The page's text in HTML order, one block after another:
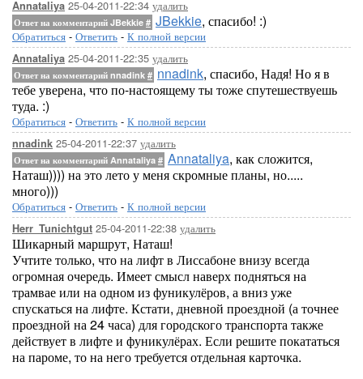
Annataliya 25-04-2011-22:34 удалить
Ответ на комментарий JBekkie # JBekkie, спасибо! :)
Обратиться - Ответить - К полной версии
Annataliya 25-04-2011-22:35 удалить
Ответ на комментарий nnadink # nnadink, спасибо, Надя! Но я в
тебе уверена, что по-настоящему ты тоже спутешествуешь
туда. :)
Обратиться - Ответить - К полной версии
nnadink 25-04-2011-22:37 удалить
Ответ на комментарий Annataliya # Annataliya, как сложится,
Наташ)))) на это лето у меня скромные планы, но.....
много)))
Обратиться - Ответить - К полной версии
Herr_Tunichtgut 25-04-2011-22:38 удалить
Шикарный маршрут, Наташ!
Учтите только, что на лифт в Лиссабоне внизу всегда
огромная очередь. Имеет смысл наверх подняться на
трамвае или на одном из фуникулёров, а вниз уже
спускаться на лифте. Кстати, дневной проездной (а точнее
проездной на 24 часа) для городского транспорта также
действует в лифте и фуникулёрах. Если решите покататься
на пароме, то на него требуется отдельная карточка.